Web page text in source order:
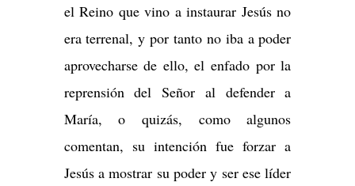
el Reino que vino a instaurar Jesús no
era terrenal, y por tanto no iba a poder
aprovecharse de ello, el enfado por la
reprensión del Señor al defender a
María, o quizás, como algunos
comentan, su intención fue forzar a
Jesús a mostrar su poder y ser ese líder